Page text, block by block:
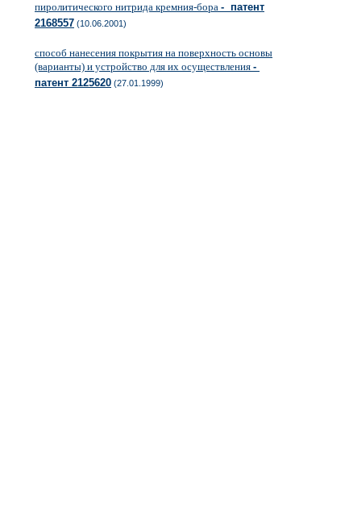
пиролитического нитрида кремния-бора - патент
2168557 (10.06.2001)
способ нанесения покрытия на поверхность основы
(варианты) и устройство для их осуществления -
патент 2125620 (27.01.1999)